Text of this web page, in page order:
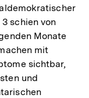
schien von
Monate
mit
sichtbar,
und